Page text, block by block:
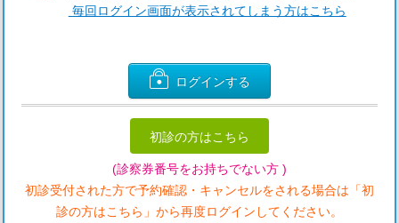
毎回ログイン画面が表示されてしまう方はこちら
ログインする
初診の方はこちら
(診察券番号をお持ちでない方 )
初診受付された方で予約確認・キャンセルをされる場合は「初
診の方はこちら」から再度ログインしてください。